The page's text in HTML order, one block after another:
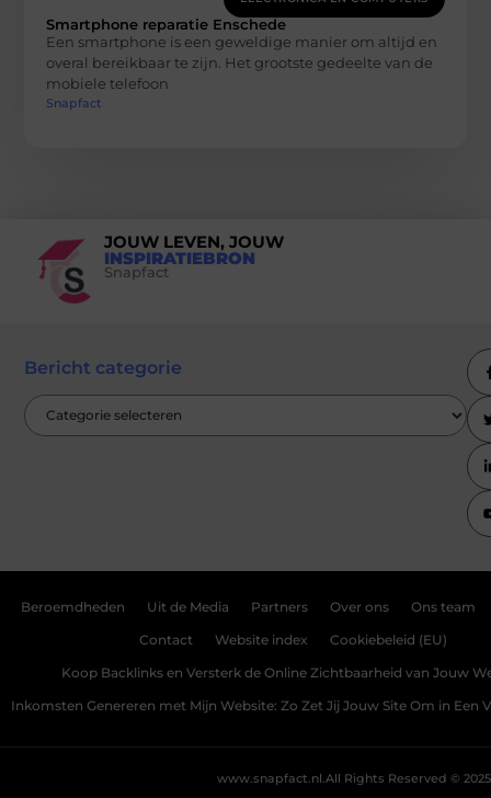
Smartphone reparatie Enschede
Een smartphone is een geweldige manier om altijd en
overal bereikbaar te zijn. Het grootste gedeelte van de
mobiele telefoon
Snapfact
JOUW LEVEN, JOUW
INSPIRATIEBRON
Snapfact
Bericht categorie
Beroemdheden Uit de Media Partners Over ons Ons team
Contact Website index Cookiebeleid (EU)
Koop Backlinks en Versterk de Online Zichtbaarheid van Jouw
Inkomsten Genereren met Mijn Website: Zo Zet Jij Jouw Site Om in Een
All Rights Reserved © 2025
www.snapfact.nl.